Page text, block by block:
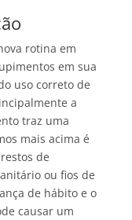
rotina em
em sua
uso correto de
a
traz uma
mais acima é
de
ou fios de
de hábito e o
causar um